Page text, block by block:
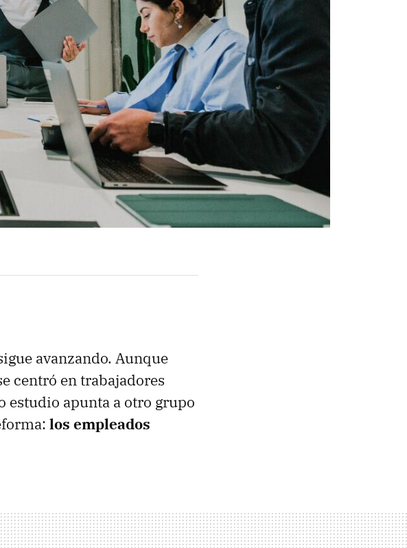
avanzando. Aunque
centró en trabajadores
estudio apunta a otro grupo
los empleados